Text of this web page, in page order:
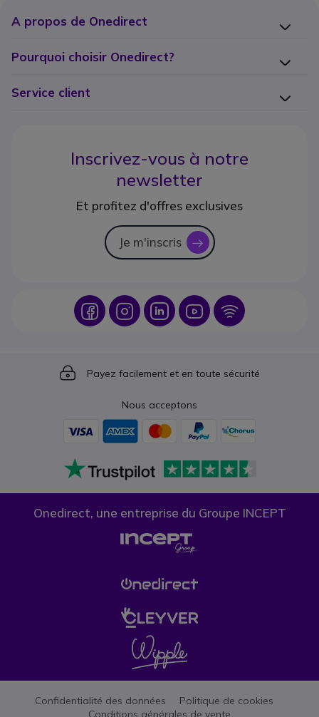
A propos de Onedirect
Pourquoi choisir Onedirect?
Service client
Inscrivez-vous à notre
newsletter
Et profitez d'offres exclusives
Je m'inscris icon
Icon IconIcon Icon Icon
Icon
Payez facilement et en toute sécurité
Nous acceptons
Onedirect, une entreprise du Groupe INCEPT
Confidentialité des données
Politique de cookies
Conditions générales de vente